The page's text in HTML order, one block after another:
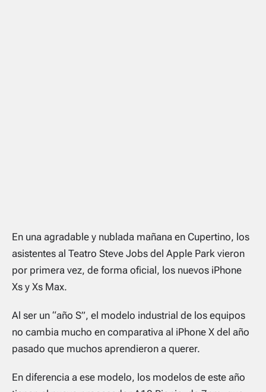
En una agradable y nublada mañana en Cupertino, los
asistentes al Teatro Steve Jobs del Apple Park vieron
por primera vez, de forma oficial, los nuevos iPhone
Xs y Xs Max.
Al ser un “año S”, el modelo industrial de los equipos
no cambia mucho en comparativa al iPhone X del año
pasado que muchos aprendieron a querer.
En diferencia a ese modelo, los modelos de este año